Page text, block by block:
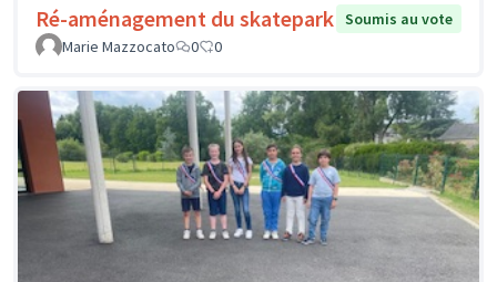
Ré-aménagement du skatepark Soumis au vote
Marie Mazzocato
0 0